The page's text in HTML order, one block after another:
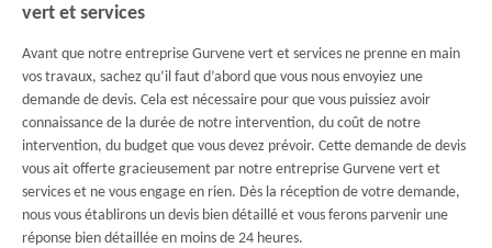
vert et services
Avant que notre entreprise Gurvene vert et services ne prenne en main
vos travaux, sachez qu’il faut d’abord que vous nous envoyiez une
demande de devis. Cela est nécessaire pour que vous puissiez avoir
connaissance de la durée de notre intervention, du coût de notre
intervention, du budget que vous devez prévoir. Cette demande de devis
vous ait offerte gracieusement par notre entreprise Gurvene vert et
services et ne vous engage en rien. Dès la réception de votre demande,
nous vous établirons un devis bien détaillé et vous ferons parvenir une
réponse bien détaillée en moins de 24 heures.